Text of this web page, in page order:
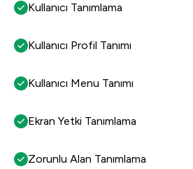
Kullanıcı Tanımlama
Kullanıcı Profil Tanımı
Kullanıcı Menu Tanımı
Ekran Yetki Tanımlama
Zorunlu Alan Tanımlama